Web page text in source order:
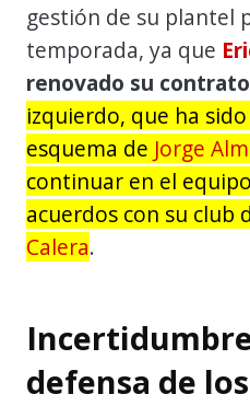
gestión de su plantel
temporada, ya que
renovado su
izquierdo, que ha
esquema de Jorge
continuar en el
acuerdos con su club
Calera.
defensa de